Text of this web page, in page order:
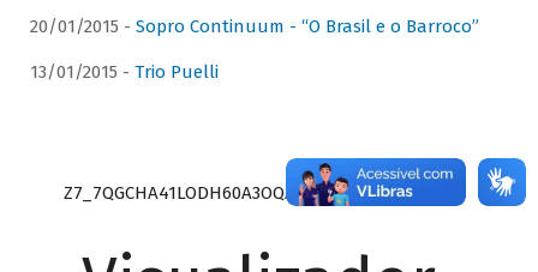
20/01/2015 - Sopro Continuum - “O Brasil e o Barroco”
13/01/2015 - Trio Puelli
Z7_7QGCHA41LODH60A3OQA8RN1415